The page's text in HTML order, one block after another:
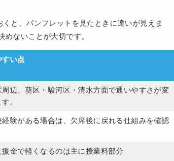
と、パンフレットを見たときに違いが見えま
ないことが大切です。
すい点
周辺、葵区・駿河区・清水方面で通いやすさが変
。
経験がある場合は、欠席後に戻れる仕組みを確認
援金で軽くなるのは主に授業料部分